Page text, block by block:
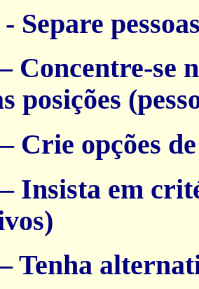
pessoas
se
posições
opções de
em
Tenha